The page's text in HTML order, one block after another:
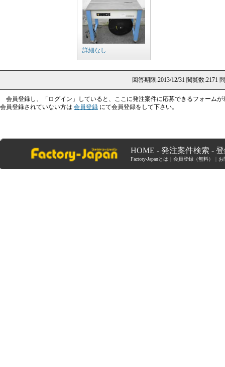
詳細なし
回答期限:2013/12/31 閲覧数:2171
会員登録し、「ログイン」していると、ここに発注案件に応募できるフォームが
会員登録されていない方は 会員登録 にて会員登録をして下さい。
HOME - 発注案件検索 -
Factory-Japanとは 会員登録（無料） お